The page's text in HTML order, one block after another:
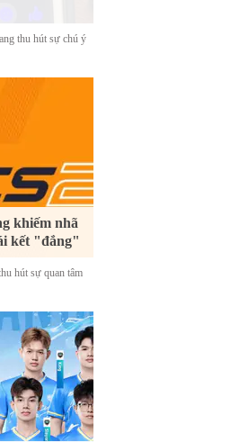
thu hút sự chú ý
khiếm nhã
kết "đắng"
hút sự quan tâm